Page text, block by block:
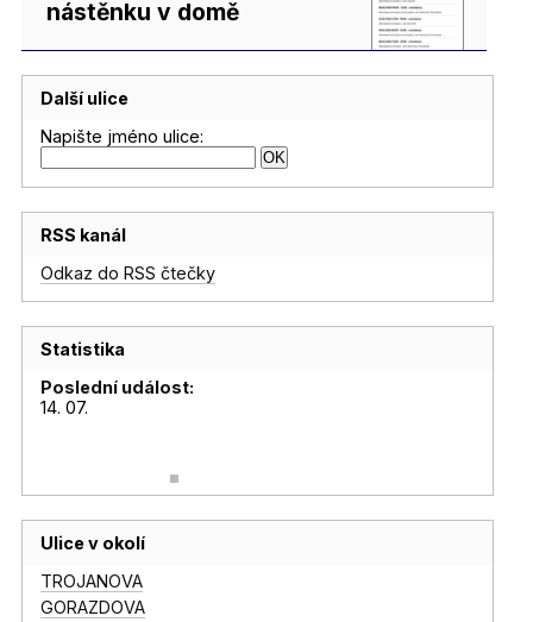
nástěnku v domě
Další ulice
Napište jméno ulice:
RSS kanál
Odkaz do RSS čtečky
Statistika
Poslední událost:
14. 07.
Ulice v okolí
TROJANOVA
GORAZDOVA